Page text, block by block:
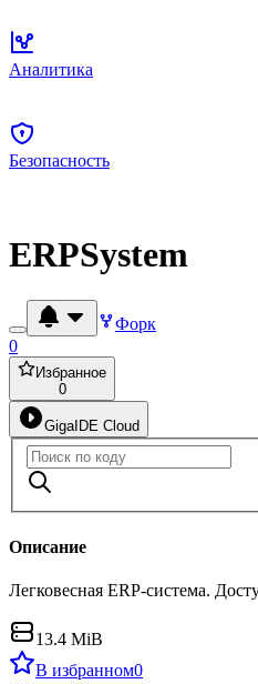
Аналитика
Безопасность
ERPSystem
Форк
0
Избранное
0
GigaIDE Cloud
Описание
Легковесная ERP-система.
13.4 MiB
В избранном0